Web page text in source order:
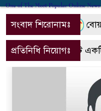
সংবাদ শিরোনামঃ
প্রতিনিধি নিয়োগঃএটি একটি